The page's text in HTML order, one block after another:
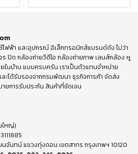
ไฟฟ้า และอุปกรณ์ อิเล็กทรอนิกส์แบรนด์ดัง ไม่ว่า
ร ปิด กล้องถ่ายวีดีโอ กล้องถ่ายภาพ เลนส์กล้อง หู
ยในบ้าน แบบครบครัน เราเป็นตัวแทนจำหน่าย
ะได้รับรองจากกรมพัฒนา ธุรกิจการค้า จัดส่ง
ายการรับประกัน สินค้าที่ชัดเจน
ใหญ่)
จันทน์ แขวงทุ่งดอน เขตสาทร กรุงเทพฯ 10120